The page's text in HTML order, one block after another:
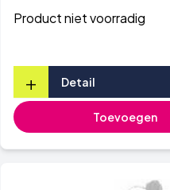
Product niet voorradig
+ Detail
Toevoegen